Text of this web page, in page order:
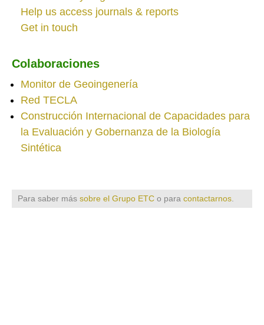
Help us access journals & reports
Get in touch
Colaboraciones
Monitor de Geoingenería
Red TECLA
Construcción Internacional de Capacidades para
la Evaluación y Gobernanza de la Biología
Sintética
Para saber más sobre el Grupo ETC o para contactarnos